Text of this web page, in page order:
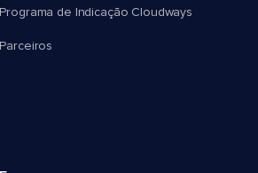
Programa de Indicação Cloudways
Parceiros